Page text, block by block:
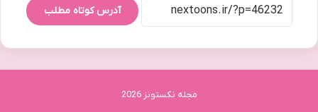
آدرس کوتاه مطلب
مجله نکستونز 2026